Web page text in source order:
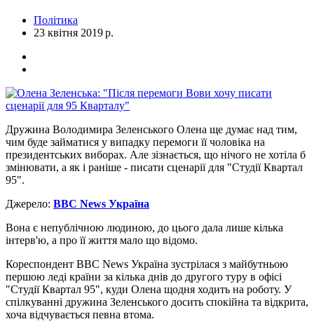
Політика
23 квітня 2019 р.
Дружина Володимира Зеленського Олена ще думає над тим,
чим буде займатися у випадку перемоги її чоловіка на
президентських виборах. Але зізнається, що нічого не хотіла б
змінювати, а як і раніше - писати сценарії для "Студії Квартал
95".
Джерело: BBC News Україна
Вона є непублічною людиною, до цього дала лише кілька
інтерв'ю, а про її життя мало що відомо.
Кореспондент BBC News Україна зустрілася з майбутньою
першою леді країни за кілька днів до другого туру в офісі
"Студії Квартал 95", куди Олена щодня ходить на роботу. У
спілкуванні дружина Зеленського досить спокійна та відкрита,
хоча відчувається певна втома.